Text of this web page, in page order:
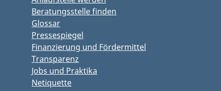
Beratungsstelle finden
Glossar
Pressespiegel
Finanzierung und Fördermittel
Transparenz
Jobs und Praktika
Netiquette